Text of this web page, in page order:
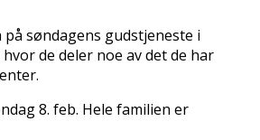
søndagens gudstjeneste i
de deler noe av det de har
8. feb. Hele familien er